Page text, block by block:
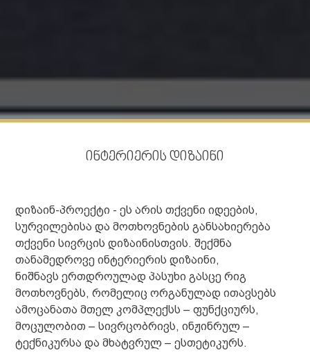
ინტერიერის დიზაინი
დიზაინ-პროექტი - ეს არის თქვენი იდეების,
სურვილებისა და მოთხოვნების განსახიერება
თქვენი სივრცის დიზაინისთვის. შექმნა
თანამედროვე ინტერიერის დიზაინი,
ნიშნავს ერთდროულად პასუხი გასცე რიგ
მოთხოვნებს, რომელიც ორგანულად ითავსებს
ამოცანათა მთელ კომპლექსს – ფუნქციურს,
მოცულობით – სივრცობრივს, ინჟინრულ –
ტექნიკურსა და მხატვრულ – ესთეტიკურს.